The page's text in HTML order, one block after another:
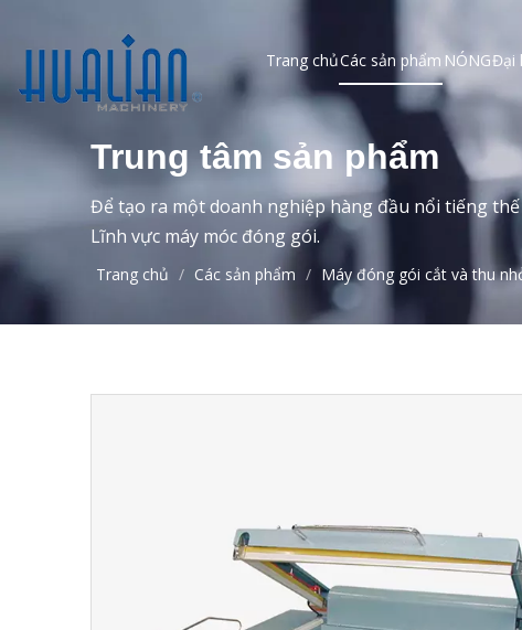
Trang chủCác sản phẩm NÓNGĐại
Trung tâm sản phẩm
Để tạo ra một doanh nghiệp hàng đầu nổi tiếng
Lĩnh vực máy móc đóng gói.
Trang chủ / Các sản phẩm / Máy đóng gói cắt và thu